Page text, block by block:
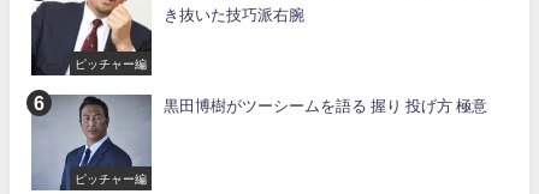
ピッチャー編
き抜いた技巧派右腕
ピッチャー編
黒田博樹がツーシームを語る 握り 投げ方 極意